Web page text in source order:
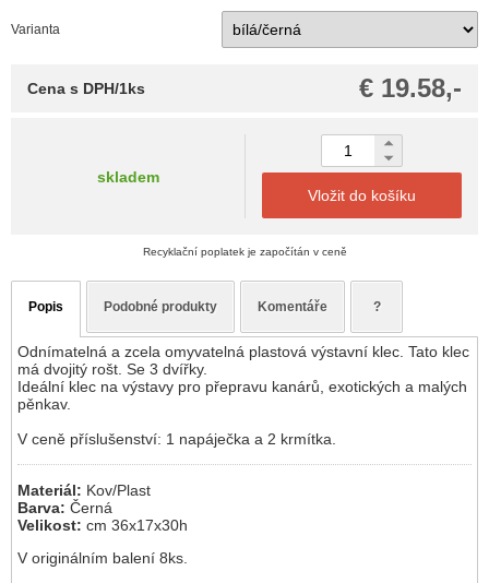
Varianta
€ 19.58,-
Cena s DPH/1ks
skladem
Vložit do košíku
Recyklační poplatek je započítán v ceně
Popis Podobné produkty Komentáře ?
Odnímatelná a zcela omyvatelná plastová výstavní klec. Tato klec
má dvojitý rošt. Se 3 dvířky.
Ideální klec na výstavy pro přepravu kanárů, exotických a malých
pěnkav.
V ceně příslušenství: 1 napáječka a 2 krmítka.
Materiál: Kov/Plast
Barva: Černá
Velikost: cm 36x17x30h
V originálním balení 8ks.